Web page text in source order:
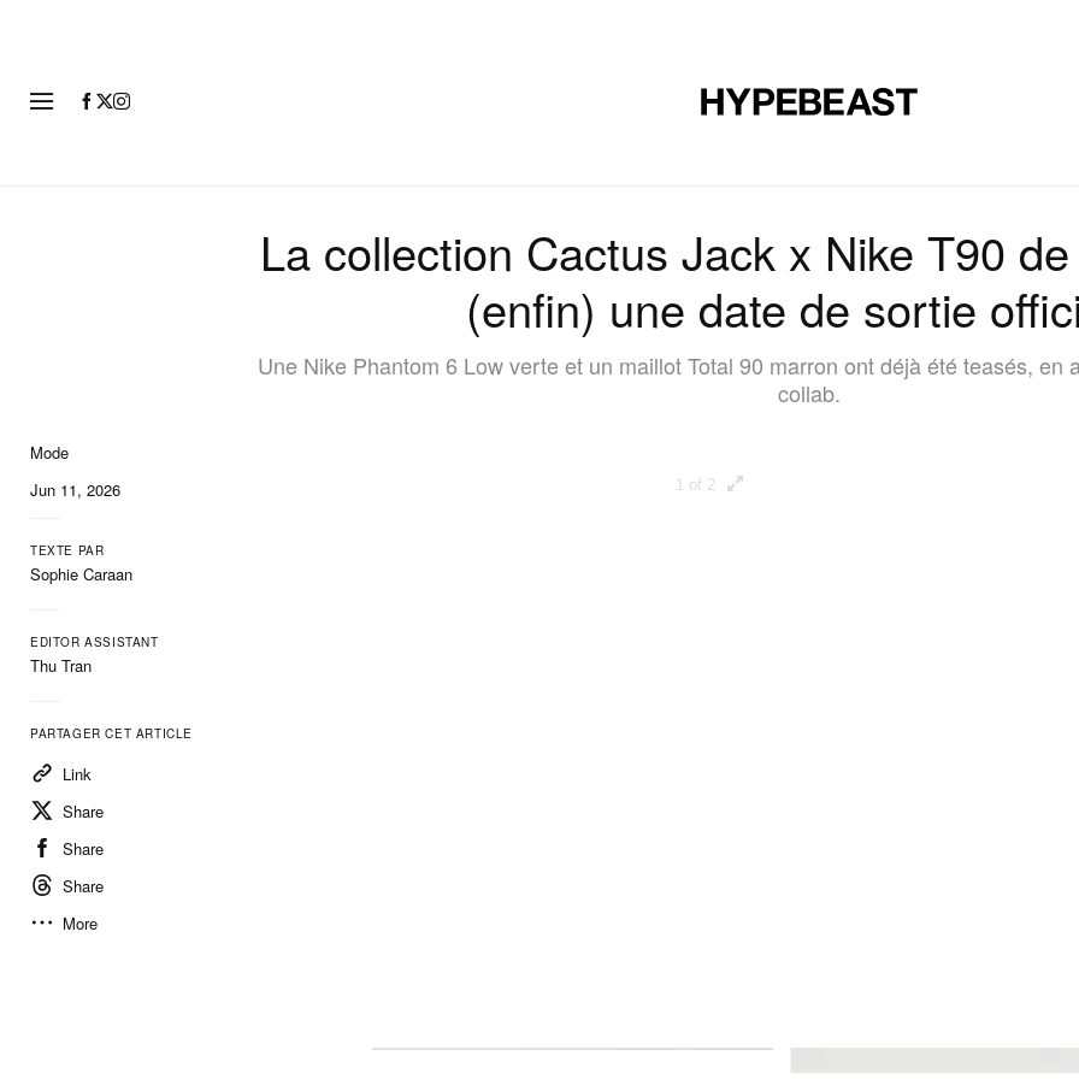
La collection Cactus Jack x Nike T90
(enfin) une date de sortie
Une Nike Phantom 6 Low verte et un maillot Total 90 marron ont déjà été teasés, en
collab.
Mode
Jun 11, 2026
TEXTE PAR
Sophie Caraan
EDITOR ASSISTANT
Thu Tran
PARTAGER CET ARTICLE
Link
Share
Share
Share
More
1 of 2